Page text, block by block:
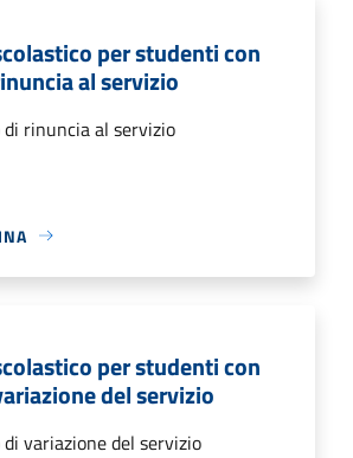
per studenti con
al servizio
rinuncia al servizio
per studenti con
del servizio
variazione del servizio